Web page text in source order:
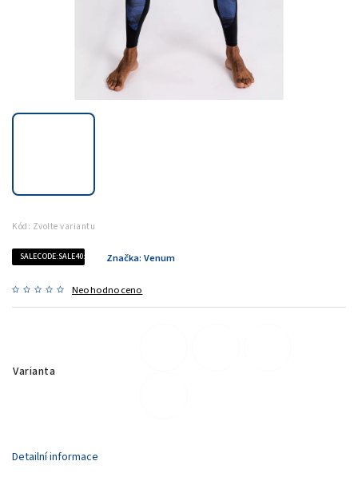
Kód: Zvolte variantu
SALECODE:SALE40:40:%
Neohodnoceno
Značka: Venum
Varianta
Detailní informace